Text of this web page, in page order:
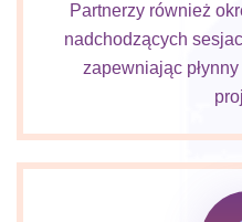
Partnerzy również
nadchodzących
zapewniając